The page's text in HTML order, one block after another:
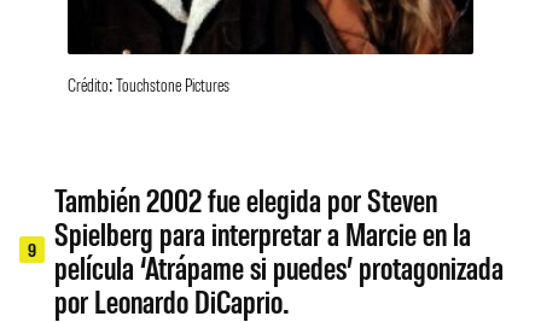
Crédito: Touchstone Pictures
9
También 2002 fue elegida por Steven
Spielberg para interpretar a Marcie en la
película ‘Atrápame si puedes’ protagonizada
por Leonardo DiCaprio.